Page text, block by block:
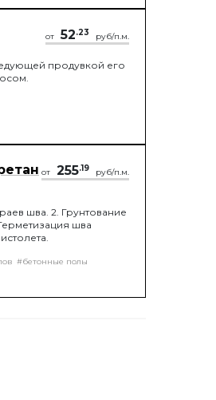
от 52.23 руб/п.м.
продувкой его
от 255.19 руб/п.м.
шва. 2. Грунтование
шва
#бетонные полы